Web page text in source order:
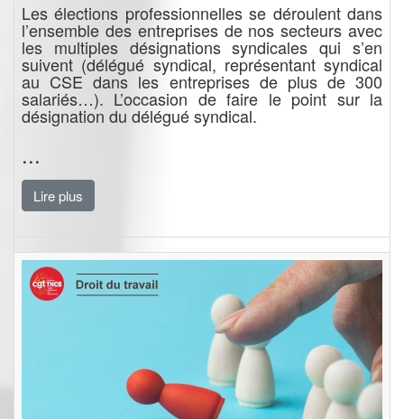
Les élections professionnelles se déroulent dans
l’ensemble des entreprises de nos secteurs avec
les multiples désignations syndicales qui s’en
suivent (délégué syndical, représentant syndical
au CSE dans les entreprises de plus de 300
salariés…). L’occasion de faire le point sur la
désignation du délégué syndical.
...
Lire plus